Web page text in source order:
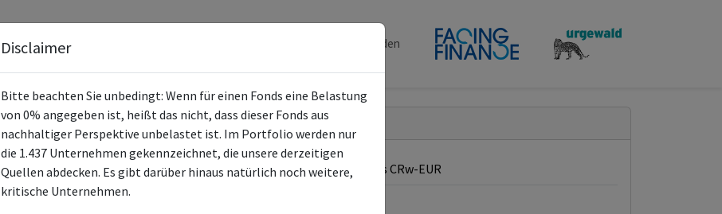
Fonds Spenden
ODDO BHF Exklusiv: Global Equity Stars CRw-EUR
Disclaimer
Bitte beachten Sie unbedingt: Wenn für einen Fonds eine Belastung
von 0% angegeben ist, heißt das nicht, dass dieser Fonds aus
nachhaltiger Perspektive unbelastet ist. Im Portfolio werden nur
die 1.437 Unternehmen gekennzeichnet, die unsere derzeitigen
Quellen abdecken. Es gibt darüber hinaus natürlich noch weitere,
kritische Unternehmen.